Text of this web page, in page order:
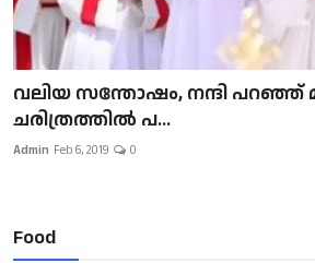
വലിയ സന്തോഷം, നന്ദി പറഞ്ഞ്
ചരിത്രത്തിൽ പ...
Admin Feb 6, 2019 0
Food